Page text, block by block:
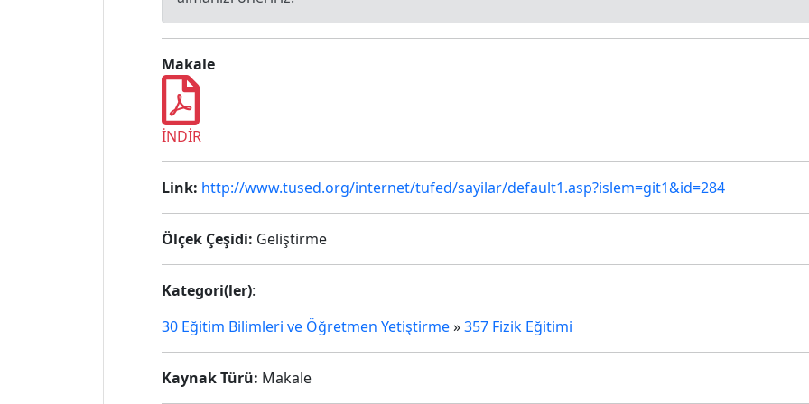
Makale
İNDİR
Link: http://www.tused.org/internet/tufed/sayilar/default1.asp?islem=git1&id=284
Ölçek Çeşidi: Geliştirme
Kategori(ler):
30 Eğitim Bilimleri ve Öğretmen Yetiştirme»357 Fizik Eğitimi
Kaynak Türü: Makale